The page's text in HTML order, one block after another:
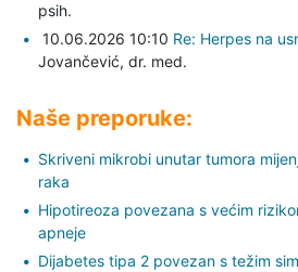
psih.
10.06.2026 10:10 Re: Herpes na
Jovančević, dr. med.
Naše preporuke:
Skriveni mikrobi unutar tumora
raka
Hipotireoza povezana s većim
apneje
Dijabetes tipa 2 povezan s težim